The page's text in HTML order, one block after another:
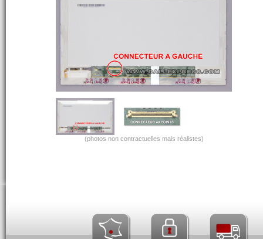
(photos non contractuelles mais réalistes)